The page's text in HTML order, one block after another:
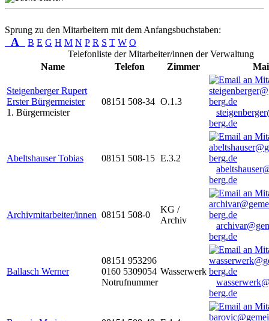
Sprung zu den Mitarbeitern mit dem Anfangsbuchstaben:
A B E G H M N P R S T W O
Telefonliste der Mitarbeiter/innen der Verwaltung
Name
Telefon Zimmer
Steigenberger Rupert
Erster Bürgermeister
1. Bürgermeister
08151 508-34 O.1.3
berg.de
Abeltshauser Tobias 08151 508-15 E.3.2
berg.de
Archivmitarbeiter/innen 08151 508-0
KG /
Archiv
berg.de
Ballasch Werner
08151 953296
0160 5309054
Notrufnummer
Wasserwerk
berg.de